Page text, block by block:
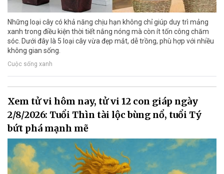
Những loại cây có khả năng chịu hạn không chỉ giúp duy trì mảng
xanh trong điều kiện thời tiết nắng nóng mà còn ít tốn công chăm
sóc. Dưới đây là 5 loại cây vừa đẹp mắt, dễ trồng, phù hợp với nhiều
không gian sống.
Cuộc sống xanh
Xem tử vi hôm nay, tử vi 12 con giáp ngày
2/8/2026: Tuổi Thìn tài lộc bùng nổ, tuổi Tý
bứt phá mạnh mẽ